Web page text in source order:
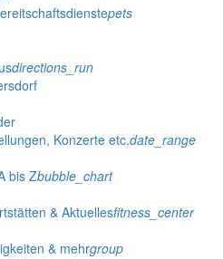
pets
directions_run
Konzerte etc.date_range
bis Zbubble_chart
& Aktuellesfitness_center
& mehrgroup